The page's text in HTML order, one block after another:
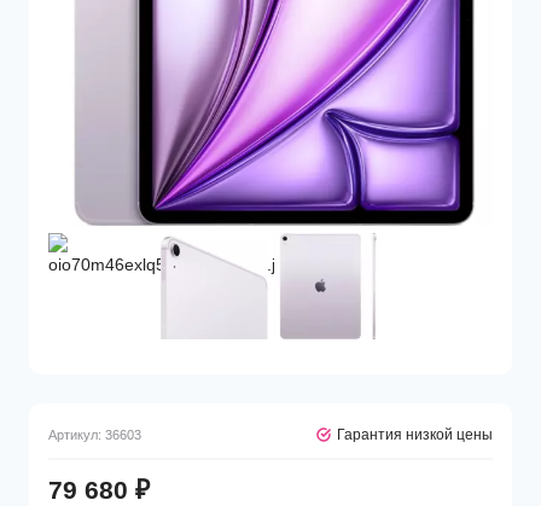
Артикул: 36603 Гарантия низкой цены
79 680 ₽